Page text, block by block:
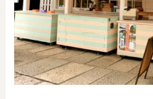
クリア
色で探す